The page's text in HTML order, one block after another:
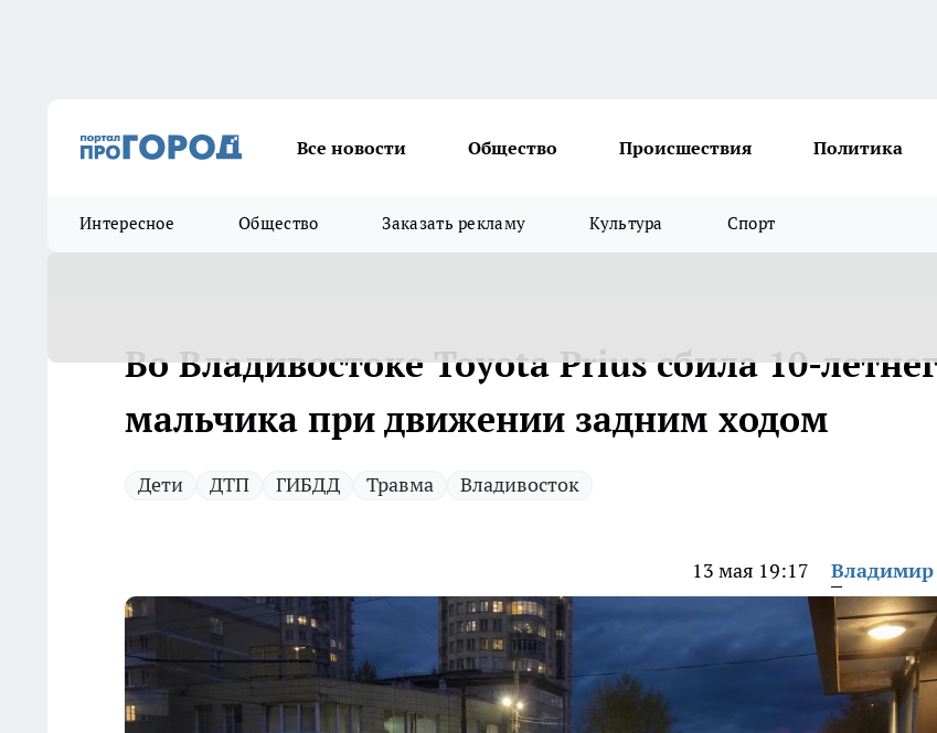
Все новости Общество Происшествия Политика
Интересное Общество Заказать рекламу Культура Спорт
Во Владивостоке Toyota Prius сбила 10-
мальчика при движении задним ходом
Дети ДТП ГИБДД Травма Владивосток
13 мая 19:17